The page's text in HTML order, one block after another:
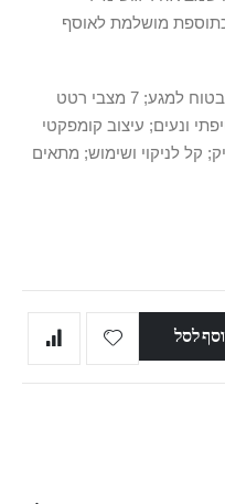
כתוספת מושלמת לאוסף
מאפיינים: סיליקון רפואי היפואלרגני ובטוח למגע; 7 מצבי רטט
ונעים; עיצוב קומפקטי
קל לניקוי ושימוש; מתאים
לסל